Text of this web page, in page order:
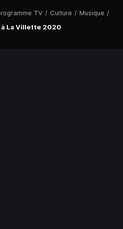
TV / Culture / Musique /
à La Villette 2020